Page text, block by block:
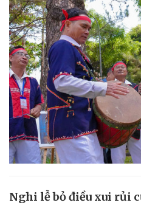
Nghi lễ bỏ điều xui rủi